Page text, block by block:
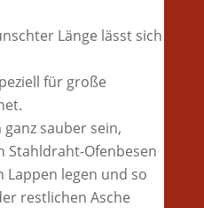
Länge lässt sich
für große
sauber sein,
Stahldraht-Ofenbesen
Lappen legen und so
restlichen Asche